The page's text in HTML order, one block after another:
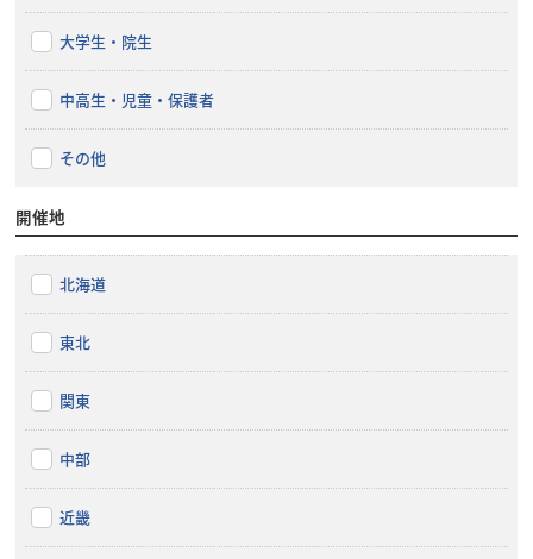
大学生・院生
中高生・児童・保護者
その他
開催地
北海道
東北
関東
中部
近畿